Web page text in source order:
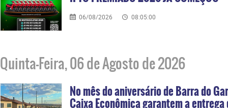
06/08/2026 08:05:00
Quinta-Feira, 06 de Agosto de 2026
No mês do aniversário de Barra do
Caixa Econômica garantem a entrega